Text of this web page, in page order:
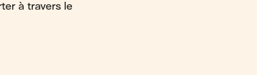
à travers le